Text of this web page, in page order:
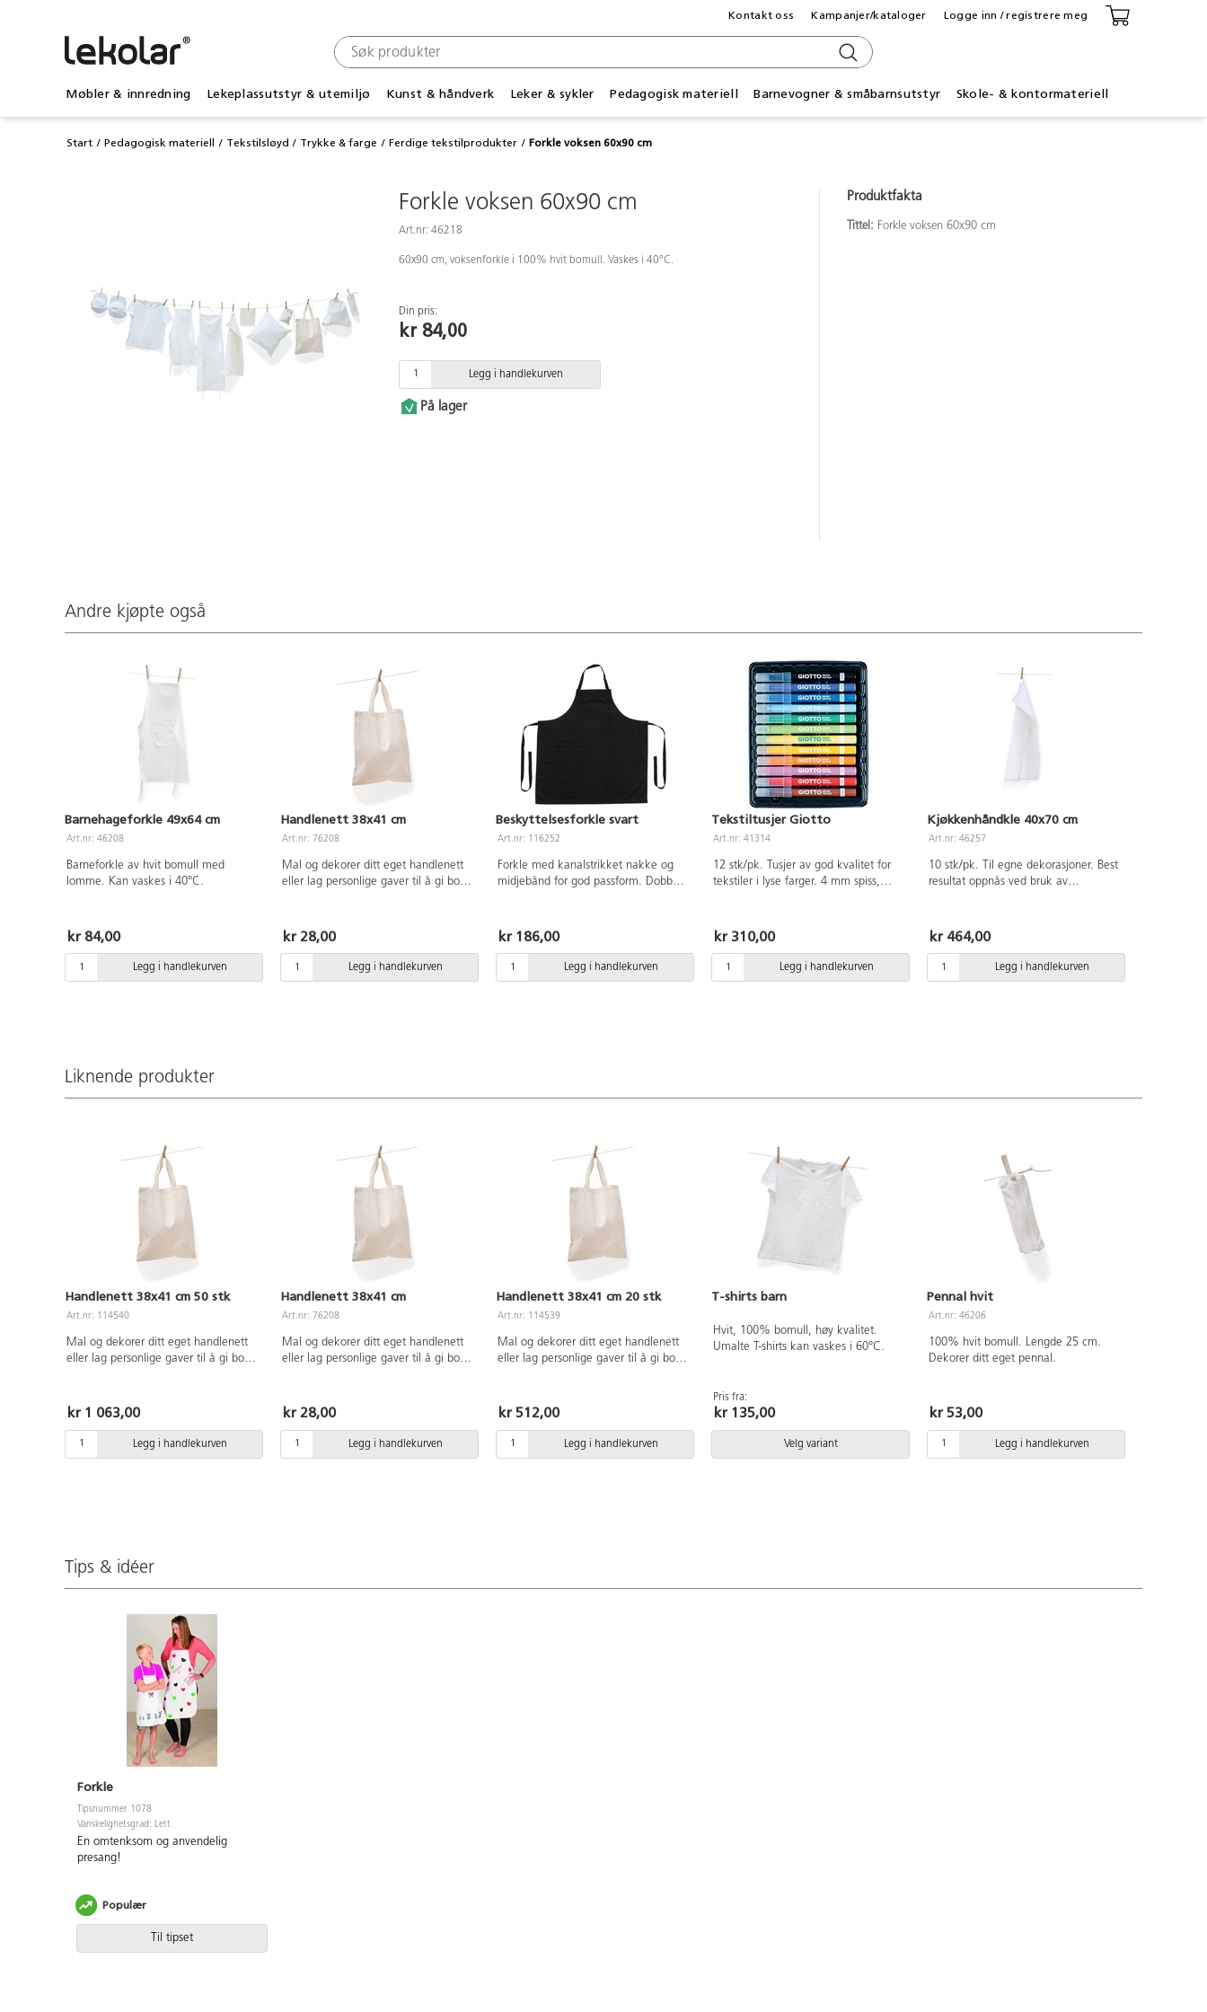
Møbler & innredning Lekeplassutstyr & utemiljø Kunst & håndverk Leker & sykler Pedagogisk materiell Barnevogner & småbarnsutstyr Skole- & kontormateriell
Kontakt oss Kampanjer/kataloger Logge inn / registrere meg
Start Pedagogisk materiell Tekstilsløyd Trykke & farge Ferdige tekstilprodukter Forkle voksen 60x90 cm
Forkle voksen 60x90 cm
Art.nr: 46218
60x90 cm, voksenforkle i 100% hvit bomull. Vaskes i 40°C.
Din pris:
kr 84,00
Legg i handlekurven
På lager
Produktfakta
Tittel: Forkle voksen 60x90 cm
Andre kjøpte også
Barnehageforkle 49x64 cm
Art.nr: 46208
Barneforkle av hvit bomull med
lomme. Kan vaskes i 40°C.
kr 84,00
Legg i handlekurven
Handlenett 38x41 cm
Art.nr: 76208
Mal og dekorer ditt eget handlenett
eller lag personlige gaver til å gi bort.
kr 28,00
Legg i handlekurven
Beskyttelsesforkle svart
Art.nr: 116252
Forkle med kanalstrikket nakke og
midjebånd for god passform. Dobbel
en størrelse. Mål: 90x95 cm. Av 65
% polyester, 35 % bomull som er
OEKO-TEX®-certifierad, klasse II
(Standard 100) og OEKO-TEX®
kr 186,00
Legg i handlekurven
Tekstiltusjer Giotto
Art.nr: 41314
12 stk/pk. Tusjer av god kvalitet for
tekstiler i lyse farger. 4 mm spiss,
horisontalt for best funksjon og lengre
levetid. La det tørke godt på stoffet
før det fikseres med strykejern (3
prikker) i 10-15 sek. Bruk gjerne
kr 310,00
Legg i handlekurven
Kjøkkenhåndkle 40x70 cm
Art.nr: 46257
10 stk/pk. Til egne dekorasjoner. Best
resultat oppnås ved bruk av
hvit bomull. Vaskes ved 40°C.
kr 464,00
Legg i handlekurven
Liknende produkter
Handlenett 38x41 cm 50 stk
Art.nr: 114540
Mal og dekorer ditt eget handlenett
eller lag personlige gaver til å gi bort.
kr 1 063,00
Legg i handlekurven
Handlenett 38x41 cm
Art.nr: 76208
Mal og dekorer ditt eget handlenett
eller lag personlige gaver til å gi bort.
kr 28,00
Legg i handlekurven
Handlenett 38x41 cm 20 stk
Art.nr: 114539
Mal og dekorer ditt eget handlenett
eller lag personlige gaver til å gi bort.
kr 512,00
Legg i handlekurven
T-shirts barn
Hvit, 100% bomull, høy kvalitet.
Umalte T-shirts kan vaskes i 60°C.
Pris fra:
kr 135,00
Velg variant
Pennal hvit
Art.nr: 46206
100% hvit bomull. Lengde 25 cm.
Dekorer ditt eget pennal.
kr 53,00
Legg i handlekurven
Tips & idéer
Forkle
Tipsnummer 1078
Vanskelighetsgrad: Lett
En omtenksom og anvendelig
presang!
Til tipset
Populær